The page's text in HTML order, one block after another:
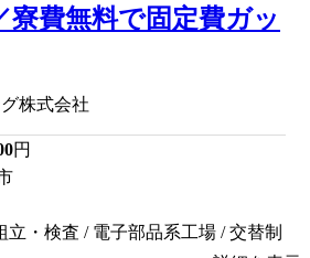
寮費無料で固定費ガッ
株式会社
円
立・検査 / 電子部品系工場 / 交替制